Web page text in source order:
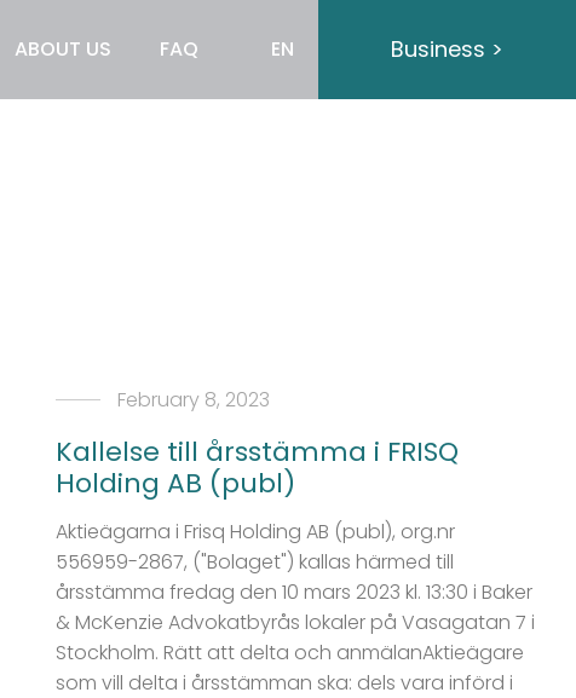
ABOUT US FAQ EN Business >
February 8, 2023
Kallelse till årsstämma i FRISQ
Holding AB (publ)
Aktieägarna i Frisq Holding AB (publ), org.nr
556959-2867, ("Bolaget") kallas härmed till
årsstämma fredag den 10 mars 2023 kl. 13:30 i Baker
& McKenzie Advokatbyrås lokaler på Vasagatan 7 i
Stockholm. Rätt att delta och anmälanAktieägare
som vill delta i årsstämman ska: dels vara införd i